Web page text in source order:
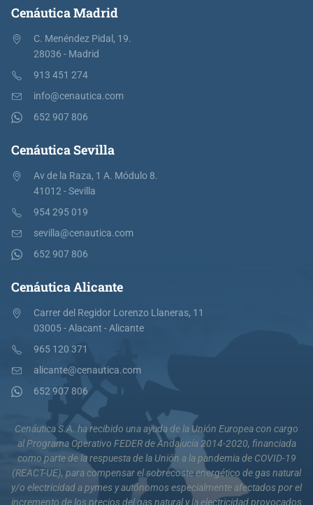
Cenáutica Madrid
C. Menéndez Pidal, 19.
28036 - Madrid
913 451 274
info@cenautica.com
652 907 806
Cenáutica Sevilla
Av de la Raza, 1 A. Módulo 8.
41012 - Sevilla
954 295 019
sevilla@cenautica.com
652 907 806
Cenáutica Alicante
Carrer del Regidor Lorenzo Llaneras, 11
03005 - Alacant - Alicante
965 120 371
alicante@cenautica.com
652 907 806
Cenáutica S.A. ha recibido una ayuda de la Unión Europea con cargo
al Programa Operativo FEDER de Andalucía 2014-2020, financiada
como parte de la respuesta de la Unión a la pandemia de COVID-19
(REACT-UE), para compensar el sobrecoste energético de gas natural
y/o electricidad a pymes y autónomos especialmente afectados por el
incremento de los precios del gas natural y la electricidad provocados